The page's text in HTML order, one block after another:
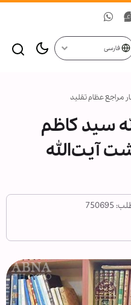
فارسی
مراجع عظام تقلید
سید کاظم
آیت‌الله